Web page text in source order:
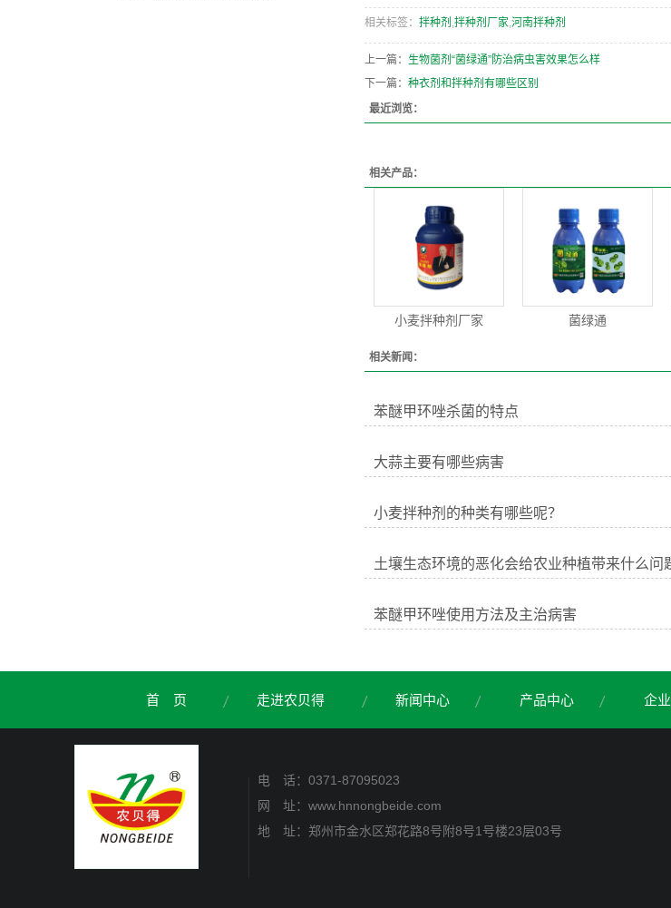
相关标签： 拌种剂 ,拌种剂厂家,河南拌种剂
上一篇： 生物菌剂“菌绿通”防治病虫害效果怎么样
下一篇： 种衣剂和拌种剂有哪些区别
最近浏览：
相关产品：
小麦拌种剂厂家 菌绿通
相关新闻：
苯醚甲环唑杀菌的特点
大蒜主要有哪些病害
小麦拌种剂的种类有哪些呢？
土壤生态环境的恶化会给农业种植带来什么问
苯醚甲环唑使用方法及主治病害
首 页 走进农贝得 新闻中心 产品中心 企
电 话：0371-87095023
网 址：www.hnnongbeide.com
地 址：郑州市金水区郑花路8号附8号1号楼23层03号